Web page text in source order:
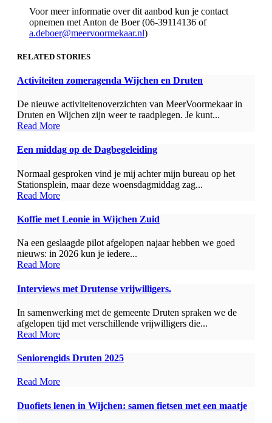
Voor meer informatie over dit aanbod kun je contact
opnemen met Anton de Boer (06-39114136 of
a.deboer@meervoormekaar.nl)
RELATED STORIES
Activiteiten zomeragenda Wijchen en Druten
De nieuwe activiteitenoverzichten van MeerVoormekaar in
Druten en Wijchen zijn weer te raadplegen. Je kunt...
Read More
Een middag op de Dagbegeleiding
Normaal gesproken vind je mij achter mijn bureau op het
Stationsplein, maar deze woensdagmiddag zag...
Read More
Koffie met Leonie in Wijchen Zuid
Na een geslaagde pilot afgelopen najaar hebben we goed
nieuws: in 2026 kun je iedere...
Read More
Interviews met Drutense vrijwilligers.
In samenwerking met de gemeente Druten spraken we de
afgelopen tijd met verschillende vrijwilligers die...
Read More
Seniorengids Druten 2025
Read More
Duofiets lenen in Wijchen: samen fietsen met een maatje